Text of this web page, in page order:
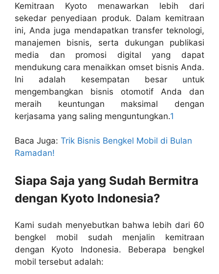
Kemitraan Kyoto menawarkan lebih dari
sekedar penyediaan produk. Dalam kemitraan
ini, Anda juga mendapatkan transfer teknologi,
manajemen bisnis, serta dukungan publikasi
media dan promosi digital yang dapat
mendukung cara menaikkan omset bisnis Anda.
Ini adalah kesempatan besar untuk
mengembangkan bisnis otomotif Anda dan
meraih keuntungan maksimal dengan
kerjasama yang saling menguntungkan.1
Baca Juga: Trik Bisnis Bengkel Mobil di Bulan
Ramadan!
Siapa Saja yang Sudah Bermitra
dengan Kyoto Indonesia?
Kami sudah menyebutkan bahwa lebih dari 60
bengkel mobil sudah menjalin kemitraan
dengan Kyoto Indonesia. Beberapa bengkel
mobil tersebut adalah: